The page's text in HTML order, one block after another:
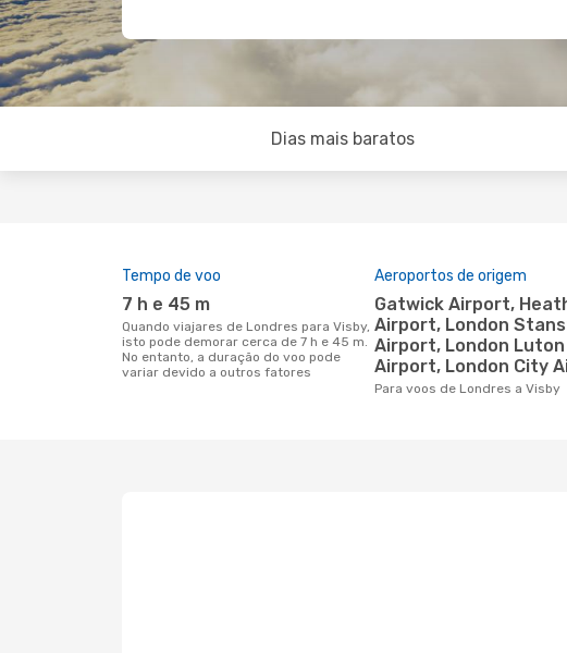
Dias mais baratos
Tempo de voo
7 h e 45 m
Quando viajares de Londres para Visby,
isto pode demorar cerca de 7 h e 45 m.
No entanto, a duração do voo pode
variar devido a outros fatores
Aeroportos de origem
Gatwick Airport, Heathrow
Airport, London
Airport, London Luton
Airport, London City
Para voos de Londres a Visby